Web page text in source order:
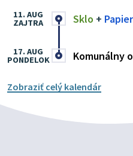
Sklo + Papier
11. AUG
ZAJTRA
Komunálny
17. AUG
PONDELOK
Zobraziť celý kalendár